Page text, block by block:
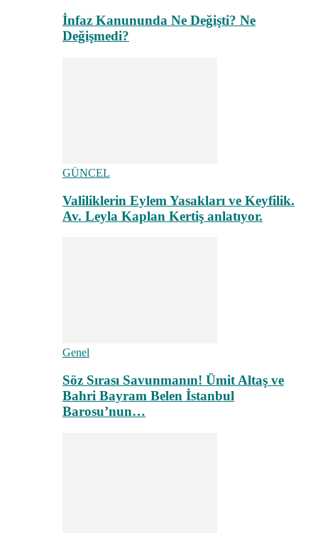
İnfaz Kanununda Ne Değişti? Ne
Değişmedi?
GÜNCEL
Valiliklerin Eylem Yasakları ve Keyfilik.
Av. Leyla Kaplan Kertiş anlatıyor.
Genel
Söz Sırası Savunmanın! Ümit Altaş ve
Bahri Bayram Belen İstanbul
Barosu’nun…